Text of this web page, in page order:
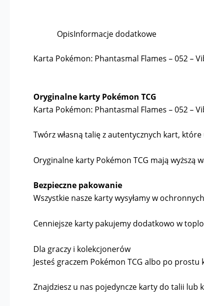
OpisInformacje dodatkowe
Karta Pokémon: Phantasmal Flames – 052 –
Oryginalne karty Pokémon TCG
Karta Pokémon: Phantasmal Flames – 052 –
Twórz własną talię z autentycznych kart,
Oryginalne karty Pokémon TCG mają wyższą
Bezpieczne pakowanie
Wszystkie nasze karty wysyłamy w
Cenniejsze karty pakujemy dodatkowo w
Dla graczy i kolekcjonerów
Jesteś graczem Pokémon TCG albo po prostu
Znajdziesz u nas pojedyncze karty do talii lub